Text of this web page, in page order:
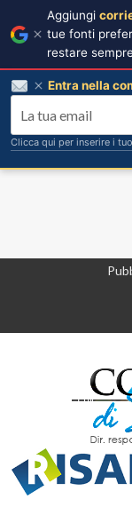
Aggiungi
tue fonti
restare
Entra nella
Clicca qui per inserire i